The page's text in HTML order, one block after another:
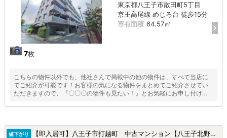
7枚
東京都八王子市散田町5丁目
京王高尾線 めじろ台 徒歩15分
専有面積 64.57㎡
こちらの物件以外でも、他社さんで掲載中の他の物件は、すべて当店に
てご紹介が可能です！お客様の気になる物件をまとめてご紹介させてい
ただきますので、『〇〇〇の物件も見たい！』とお気軽にお申し付けく
値下がり 【即入居可】八王子市打越町 中古マンション【八王子北野台パークホームズ】 ★北野駅・駅徒歩10分以内・新規リフォーム・東南角部屋・管理費修繕費2年売主負担★|八王子市打越町の中古マンション